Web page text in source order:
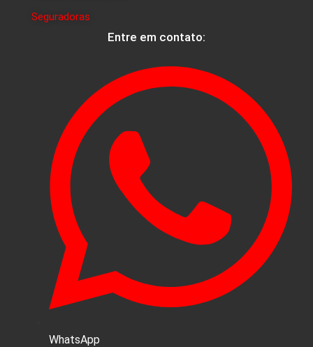
Seguradoras
Entre em contato:
WhatsApp